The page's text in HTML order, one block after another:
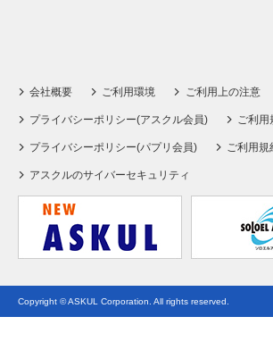
会社概要 ご利用環境 ご利用上の注意
プライバシーポリシー(アスクル会員) ご利用
プライバシーポリシー(パプリ会員) ご利用規
アスクルのサイバーセキュリティ
Copyright © ASKUL Corporation. All rights reserved.